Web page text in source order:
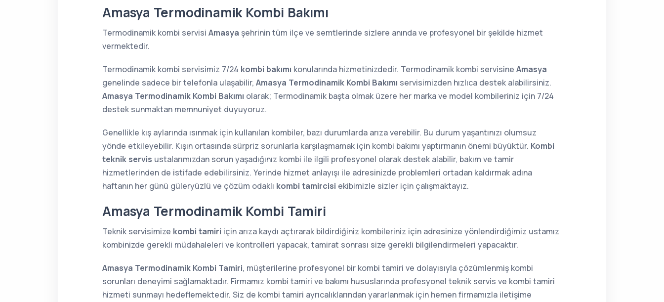
Amasya Termodinamik Kombi Bakımı
Termodinamik kombi servisi Amasya şehrinin tüm ilçe ve semtlerinde sizlere anında ve profesyonel bir şekilde hizmet
vermektedir.
Termodinamik kombi servisimiz 7/24 kombi bakımı konularında hizmetinizdedir. Termodinamik kombi servisine Amasya
genelinde sadece bir telefonla ulaşabilir, Amasya Termodinamik Kombi Bakımı servisimizden hızlıca destek alabilirsiniz.
Amasya Termodinamik Kombi Bakımı olarak; Termodinamik başta olmak üzere her marka ve model kombileriniz için 7/24
destek sunmaktan memnuniyet duyuyoruz.
Genellikle kış aylarında ısınmak için kullanılan kombiler, bazı durumlarda arıza verebilir. Bu durum yaşantınızı olumsuz
yönde etkileyebilir. Kışın ortasında sürpriz sorunlarla karşılaşmamak için kombi bakımı yaptırmanın önemi büyüktür. Kombi
teknik servis ustalarımızdan sorun yaşadığınız kombi ile ilgili profesyonel olarak destek alabilir, bakım ve tamir
hizmetlerinden de istifade edebilirsiniz. Yerinde hizmet anlayışı ile adresinizde problemleri ortadan kaldırmak adına
haftanın her günü güleryüzlü ve çözüm odaklı kombi tamircisi ekibimizle sizler için çalışmaktayız.
Amasya Termodinamik Kombi Tamiri
Teknik servisimize kombi tamiri için arıza kaydı açtırarak bildirdiğiniz kombileriniz için adresinize yönlendirdiğimiz ustamız
kombinizde gerekli müdahaleleri ve kontrolleri yapacak, tamirat sonrası size gerekli bilgilendirmeleri yapacaktır.
Amasya Termodinamik Kombi Tamiri, müşterilerine profesyonel bir kombi tamiri ve dolayısıyla çözümlenmiş kombi
sorunları deneyimi sağlamaktadır. Firmamız kombi tamiri ve bakımı hususlarında profesyonel teknik servis ve kombi tamiri
hizmeti sunmayı hedeflemektedir. Siz de kombi tamiri ayrıcalıklarından yararlanmak için hemen firmamızla iletişime